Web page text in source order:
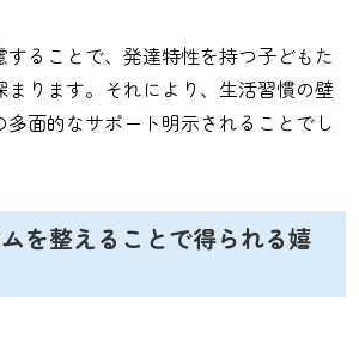
することで、発達特性を持つ子どもた
まります。それにより、生活習慣の壁
多面的なサポート明示されることでし
を整えることで得られる嬉